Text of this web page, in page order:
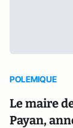
POLEMIQUE
Le maire
Payan,